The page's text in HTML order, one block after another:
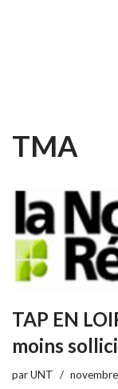
TMA
TAP EN
moins
parUNT